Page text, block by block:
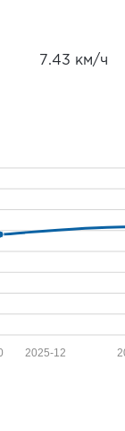
7.43 км/ч
2025-12